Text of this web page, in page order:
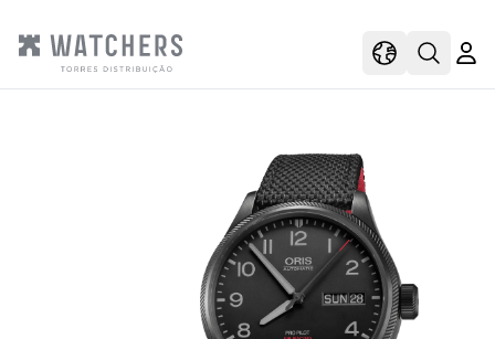
viewOpen